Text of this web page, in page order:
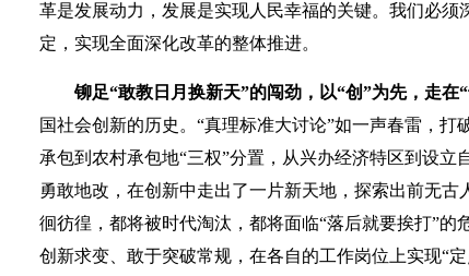
革是发展动力，发展是实现人民幸福的关键。我们必须
定，实现全面深化改革的整体推进。
铆足“敢教日月换新天”的闯劲，以“创”为先，走在
国社会创新的历史。“真理标准大讨论”如一声春雷，
承包到农村承包地“三权”分置，从兴办经济特区到设
勇敢地改，在创新中走出了一片新天地，探索出前无
徊彷徨，都将被时代淘汰，都将面临“落后就要挨打”
创新求变、敢于突破常规，在各自的工作岗位上实现“